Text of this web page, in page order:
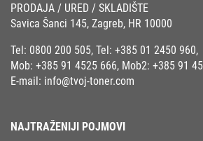
PRODAJA / URED / SKLADIŠTE
Savica Šanci 145, Zagreb, HR 10000
Tel: 0800 200 505, Tel: +385 01 2450 960,
Mob: +385 91 4525 666, Mob2: +385 91
E-mail: info@tvoj-toner.com
NAJTRAŽENIJI POJMOVI